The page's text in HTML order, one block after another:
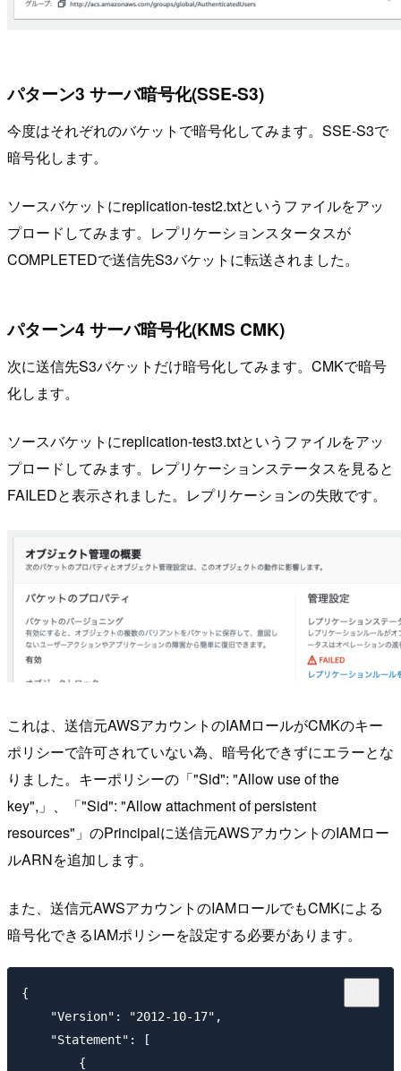
パターン3 サーバ暗号化(SSE-S3)
今度はそれぞれのバケットで暗号化してみます。SSE-S3で
暗号化します。
ソースバケットにreplication-test2.txtというファイルをアッ
プロードしてみます。レプリケーションスタータスが
COMPLETEDで送信先S3バケットに転送されました。
パターン4 サーバ暗号化(KMS CMK)
次に送信先S3バケットだけ暗号化してみます。CMKで暗号
化します。
ソースバケットにreplication-test3.txtというファイルをアッ
プロードしてみます。レプリケーションステータスを見ると
FAILEDと表示されました。レプリケーションの失敗です。
これは、送信元AWSアカウントのIAMロールがCMKのキー
ポリシーで許可されていない為、暗号化できずにエラーとな
りました。キーポリシーの「"Sid": "Allow use of the
key",」、「"Sid": "Allow attachment of persistent
resources"」のPrincipalに送信元AWSアカウントのIAMロー
ルARNを追加します。
また、送信元AWSアカウントのIAMロールでもCMKによる
暗号化できるIAMポリシーを設定する必要があります。
{
    "Version": "2012-10-17",
    "Statement": [
        {